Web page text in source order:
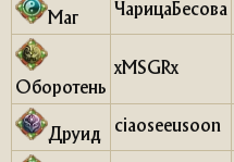
Маг
ЧарицаБесова
Оборотень
xMSGRx
Друид
ciaoseeusoon